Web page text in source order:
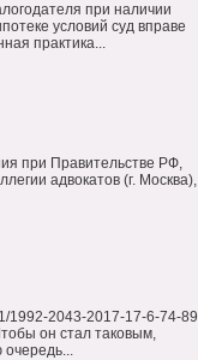
при наличии
условий суд вправе
практика...
при Правительстве РФ,
адвокатов (г. Москва),
1992-2043-2017-17-6-74-89
он стал таковым,